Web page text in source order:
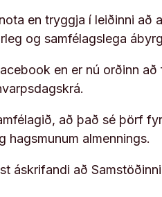
en tryggja í leiðinni að
og samfélagslega
en er nú orðinn
að það sé þörf
hagsmunum almennings.
áskrifandi að